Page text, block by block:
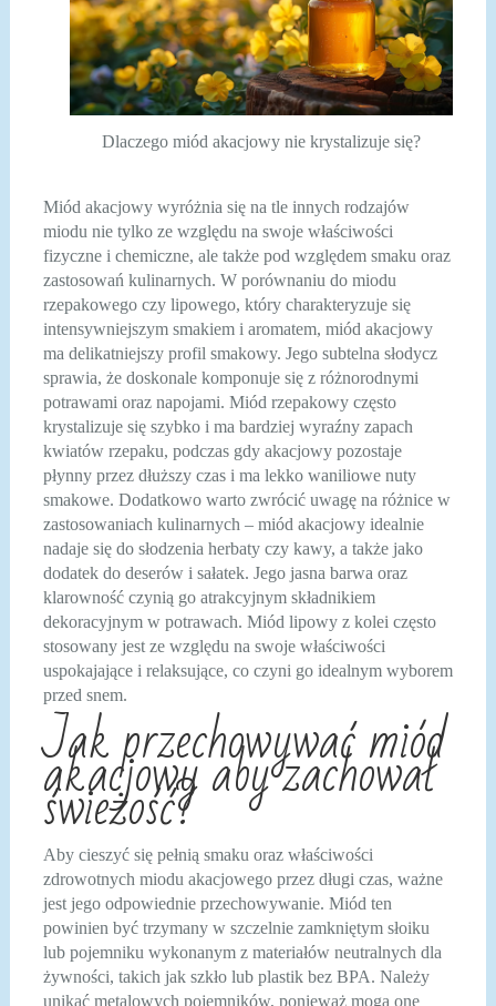
Dlaczego miód akacjowy nie krystalizuje się?
Miód akacjowy wyróżnia się na tle innych rodzajów
miodu nie tylko ze względu na swoje właściwości
fizyczne i chemiczne, ale także pod względem smaku oraz
zastosowań kulinarnych. W porównaniu do miodu
rzepakowego czy lipowego, który charakteryzuje się
intensywniejszym smakiem i aromatem, miód akacjowy
ma delikatniejszy profil smakowy. Jego subtelna słodycz
sprawia, że doskonale komponuje się z różnorodnymi
potrawami oraz napojami. Miód rzepakowy często
krystalizuje się szybko i ma bardziej wyraźny zapach
kwiatów rzepaku, podczas gdy akacjowy pozostaje
płynny przez dłuższy czas i ma lekko waniliowe nuty
smakowe. Dodatkowo warto zwrócić uwagę na różnice w
zastosowaniach kulinarnych – miód akacjowy idealnie
nadaje się do słodzenia herbaty czy kawy, a także jako
dodatek do deserów i sałatek. Jego jasna barwa oraz
klarowność czynią go atrakcyjnym składnikiem
dekoracyjnym w potrawach. Miód lipowy z kolei często
stosowany jest ze względu na swoje właściwości
uspokajające i relaksujące, co czyni go idealnym wyborem
przed snem.
Jak przechowywać miód
akacjowy aby zachował
świeżość?
Aby cieszyć się pełnią smaku oraz właściwości
zdrowotnych miodu akacjowego przez długi czas, ważne
jest jego odpowiednie przechowywanie. Miód ten
powinien być trzymany w szczelnie zamkniętym słoiku
lub pojemniku wykonanym z materiałów neutralnych dla
żywności, takich jak szkło lub plastik bez BPA. Należy
unikać metalowych pojemników, ponieważ mogą one